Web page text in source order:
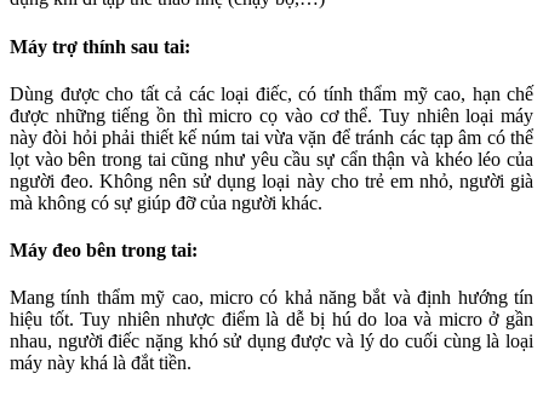
Máy trợ thính sau tai:
Dùng được cho tất cả các loại điếc, có tính thẩm mỹ cao, hạn chế
được những tiếng ồn thì micro cọ vào cơ thể. Tuy nhiên loại máy
này đòi hỏi phải thiết kế núm tai vừa vặn để tránh các tạp âm có thể
lọt vào bên trong tai cũng như yêu cầu sự cẩn thận và khéo léo của
người đeo. Không nên sử dụng loại này cho trẻ em nhỏ, người già
mà không có sự giúp đỡ của người khác.
Máy đeo bên trong tai:
Mang tính thẩm mỹ cao, micro có khả năng bắt và định hướng tín
hiệu tốt. Tuy nhiên nhược điểm là dễ bị hú do loa và micro ở gần
nhau, người điếc nặng khó sử dụng được và lý do cuối cùng là loại
máy này khá là đắt tiền.